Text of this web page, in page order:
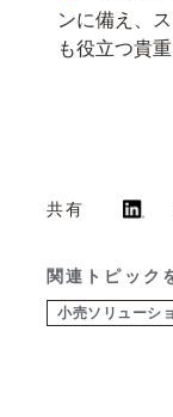
ンに備え、
も役立つ貴
共有
関連トピック
小売ソリューシ